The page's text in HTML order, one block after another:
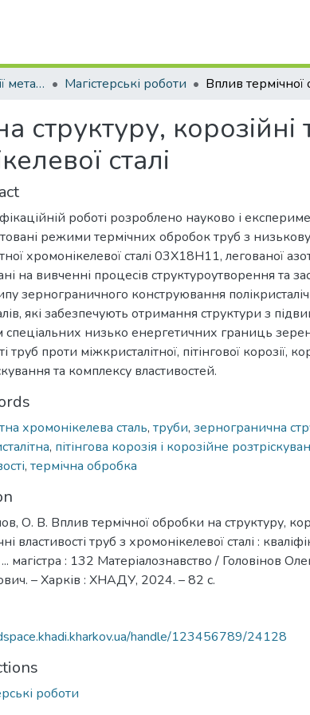
Кафедра технології металів та матеріалознавства Магістерські роботи
корозійні
сталі
роботі розроблено науково і
режими термічних обробок труб з
хромонікелевої сталі 03Х18Н11, легованої
на вивченні процесів структуроутворення та
зернограничного конструювання
які забезпечують отримання структури з
спеціальних низько енергетичних границь
труб проти міжкристалітної, пітінгової корозії,
та комплексу властивостей.
хромонікелева сталь, труби, зерногранична
, пітінгова корозія і корозійне
, термічна обробка
О. В. Вплив термічної обробки на структуру,
властивості труб з хромонікелевої сталі :
магістра : 132 Матеріалознавство / Головінов
– Харків : ХНАДУ, 2024. – 82 с.
handle/123456789/24128
роботи